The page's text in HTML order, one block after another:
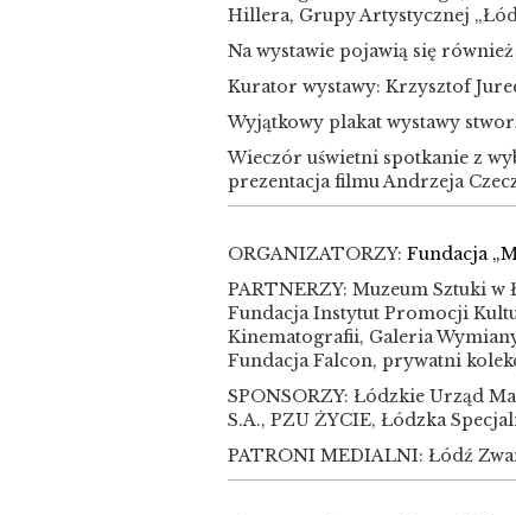
Hillera, Grupy Artystycznej
Na wystawie pojawią się
Kurator wystawy: Krzysztof
Wyjątkowy plakat wystawy
Wieczór uświetni spotkanie z
prezentacja filmu Andrzeja
ORGANIZATORZY: Fundacja
PARTNERZY: Muzeum Sztuki
Fundacja Instytut Promocji
Kinematografii, Galeria
Fundacja Falcon, prywatni
SPONSORZY: Łódzkie Urząd
S.A., PZU ŻYCIE, Łódzka
PATRONI MEDIALNI: Łódź